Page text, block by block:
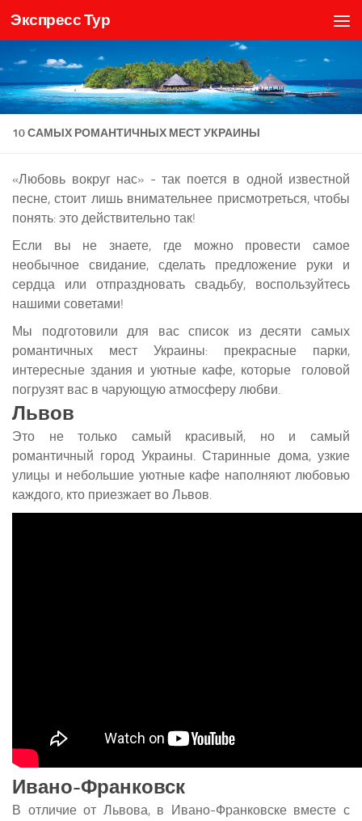
Skip to content
Экспресс Тур
10 САМЫХ РОМАНТИЧНЫХ МЕСТ УКРАИНЫ
«Любовь вокруг нас» - так поется в одной известной
песне, стоит лишь внимательнее присмотреться, чтобы
понять: это действительно так!
Если вы не знаете, где можно провести самое
необычное свидание, сделать предложение руки и
сердца или отпраздновать свадьбу, воспользуйтесь
нашими советами!
Мы подготовили для вас список из десяти самых
романтичных мест Украины: прекрасные парки,
интересные здания и уютные кафе, которые головой
погрузят вас в чарующую атмосферу любви.
Львов
Это не только самый красивый, но и самый
романтичный город Украины. Старинные дома, узкие
улицы и небольшие уютные кафе наполняют любовью
каждого, кто приезжает во Львов.
Ивано-Франковск
В отличие от Львова, в Ивано-Франковске вместе с